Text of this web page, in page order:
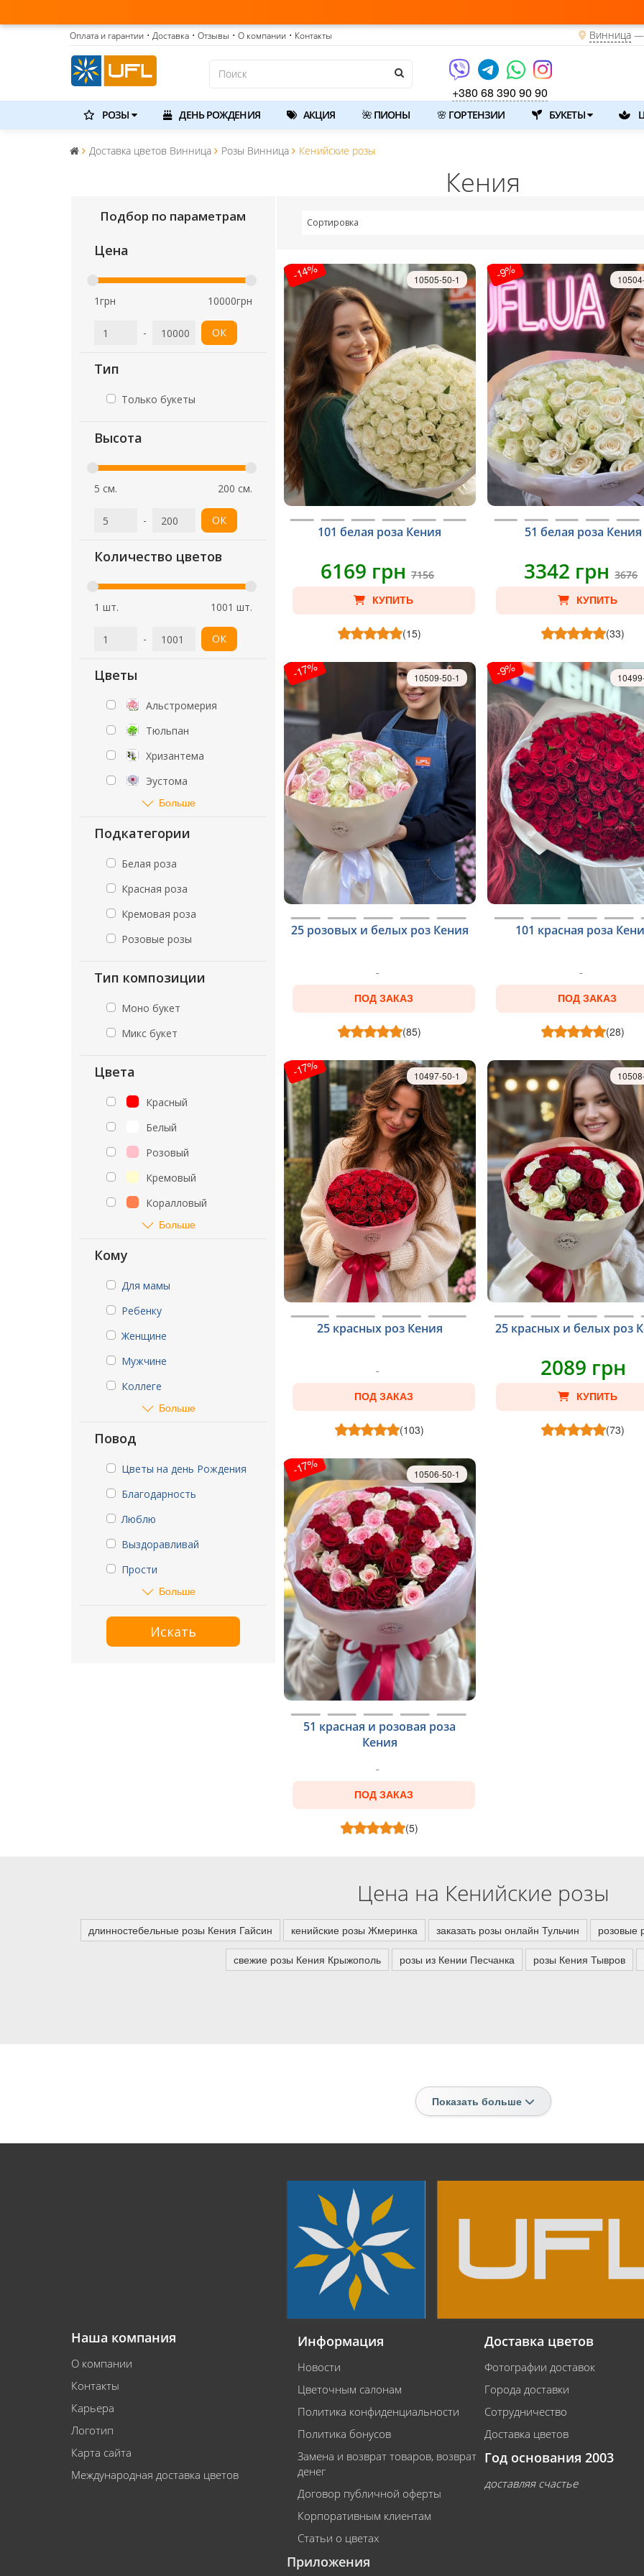
Оплата и гарантии • Доставка • Отзывы • О компании • Контакты Винница—
+380 68 390 90 90
РОЗЫ ДЕНЬ РОЖДЕНИЯ АКЦИЯ 🌺 ПИОНЫ 🌸 ГОРТЕНЗИИ БУКЕТЫ
Доставка цветов Винница Розы Винница Кенийские розы
Кения
Подбор по параметрам
Цена
1грн 10000грн
- ОК
Тип
Только букеты
Высота
5 см. 200 см.
- ОК
Количество цветов
1 шт. 1001 шт.
- ОК
Цветы
Альстромерия
Тюльпан
Хризантема
Эустома
Больше
Подкатегории
Белая роза
Красная роза
Кремовая роза
Розовые розы
Тип композиции
Моно букет
Микс букет
Цвета
Красный
Белый
Розовый
Кремовый
Коралловый
Больше
Кому
Для мамы
Ребенку
Женщине
Мужчине
Коллеге
Больше
Повод
Цветы на день Рождения
Благодарность
Люблю
Выздоравливай
Прости
Больше
Искать
Сортировка
-14%
101 белая роза Кения
10505-50-1
6169 грн7156
КУПИТЬ
(15)
-9%
51 белая роза Кения
3342 грн3676
КУПИТЬ
(33)
-17%
25 розовых и белых роз Кения
10509-50-1
ПОД ЗАКАЗ
(85)
-9%
101 красная роза
ПОД ЗАКАЗ
(28)
-17%
25 красных роз Кения
10497-50-1
ПОД ЗАКАЗ
(103)
25 красных и белых роз
2089 грн
КУПИТЬ
(73)
-17%
51 красная и розовая роза
Кения
10506-50-1
ПОД ЗАКАЗ
(5)
Цена на Кенийские розы
длинностебельные розы Кения Гайсин кенийские розы Жмеринка заказать розы онлайн Тульчин розовые
свежие розы Кения Крыжополь розы из Кении Песчанка розы Кения Тывров
Показать больше
Наша компания
О компании
Контакты
Карьера
Логотип
Карта сайта
Международная доставка цветов
Информация
Новости
Цветочным салонам
Политика конфиденциальности
Политика бонусов
Замена и возврат товаров, возврат
денег
Договор публичной оферты
Корпоративным клиентам
Статьи о цветах
Приложения
Доставка цветов
Фотографии доставок
Города доставки
Сотрудничество
Доставка цветов
Год основания 2003
доставляя счастье